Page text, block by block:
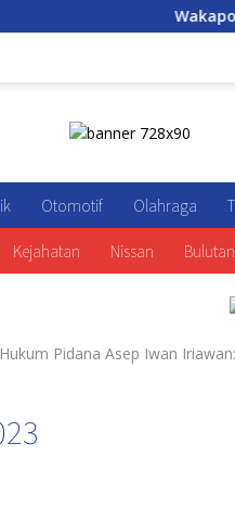
Wakapolri Kukuhkan
Otomotif Olahraga
Kejahatan Nissan
Pidana Asep Iwan